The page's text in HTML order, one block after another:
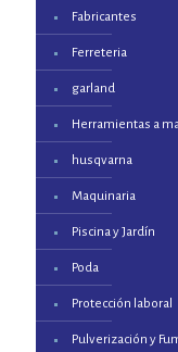
Fabricantes
Ferreteria
garland
Herramientas a
husqvarna
Maquinaria
Piscina y Jardín
Poda
Protección laboral
Pulverización y